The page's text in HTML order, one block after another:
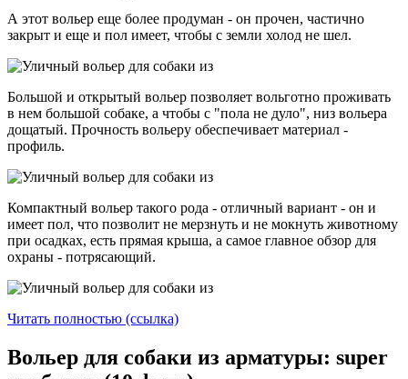
А этот вольер еще более продуман - он прочен, частично
закрыт и еще и пол имеет, чтобы с земли холод не шел.
Большой и открытый вольер позволяет вольготно проживать
в нем большой собаке, а чтобы с "пола не дуло", низ вольера
дощатый. Прочность вольеру обеспечивает материал -
профиль.
Компактный вольер такого рода - отличный вариант - он и
имеет пол, что позволит не мерзнуть и не мокнуть животному
при осадках, есть прямая крыша, а самое главное обзор для
охраны - потрясающий.
Читать полностью (ссылка)
Вольер для собаки из арматуры: super